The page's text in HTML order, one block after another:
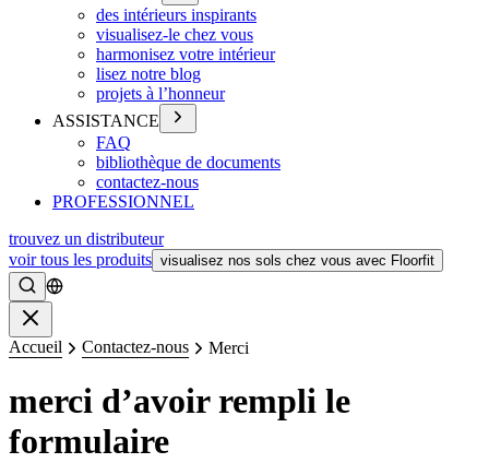
des intérieurs inspirants
visualisez-le chez vous
harmonisez votre intérieur
lisez notre blog
projets à l’honneur
ASSISTANCE
FAQ
bibliothèque de documents
contactez-nous
PROFESSIONNEL
trouvez un distributeur
voir tous les produits visualisez nos sols chez vous avec Floorfit
Rechercher
Accueil Contactez-nous Merci
merci d’avoir rempli le
formulaire